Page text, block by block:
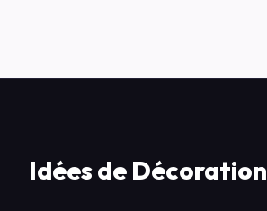
Idées de Décoration